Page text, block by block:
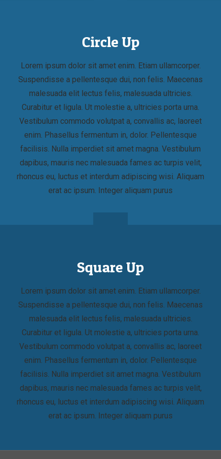
Circle Up
Lorem ipsum dolor sit amet enim. Etiam ullamcorper.
Suspendisse a pellentesque dui, non felis. Maecenas
malesuada elit lectus felis, malesuada ultricies.
Curabitur et ligula. Ut molestie a, ultricies porta urna.
Vestibulum commodo volutpat a, convallis ac, laoreet
enim. Phasellus fermentum in, dolor. Pellentesque
facilisis. Nulla imperdiet sit amet magna. Vestibulum
dapibus, mauris nec malesuada fames ac turpis velit,
rhoncus eu, luctus et interdum adipiscing wisi. Aliquam
erat ac ipsum. Integer aliquam purus
Square Up
Lorem ipsum dolor sit amet enim. Etiam ullamcorper.
Suspendisse a pellentesque dui, non felis. Maecenas
malesuada elit lectus felis, malesuada ultricies.
Curabitur et ligula. Ut molestie a, ultricies porta urna.
Vestibulum commodo volutpat a, convallis ac, laoreet
enim. Phasellus fermentum in, dolor. Pellentesque
facilisis. Nulla imperdiet sit amet magna. Vestibulum
dapibus, mauris nec malesuada fames ac turpis velit,
rhoncus eu, luctus et interdum adipiscing wisi. Aliquam
erat ac ipsum. Integer aliquam purus